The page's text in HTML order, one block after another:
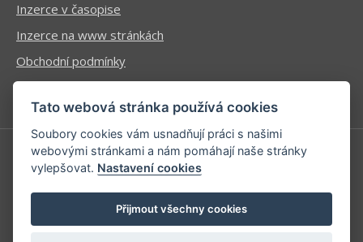
Inzerce v časopise
Inzerce na www stránkách
Obchodní podmínky
Ochrana osobních údajů
Příhlášení | Registrace
Kontaktní informace
Mapa stránek
Tato webová stránka používá cookies
Soubory cookies vám usnadňují práci s našimi
webovými stránkami a nám pomáhají naše stránky
vylepšovat. Nastavení cookies
Přijmout všechny cookies